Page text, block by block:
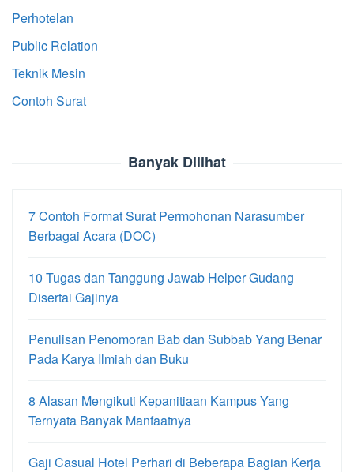
Perhotelan
Public Relation
Teknik Mesin
Contoh Surat
Banyak Dilihat
7 Contoh Format Surat Permohonan Narasumber
Berbagai Acara (DOC)
10 Tugas dan Tanggung Jawab Helper Gudang
Disertai Gajinya
Penulisan Penomoran Bab dan Subbab Yang Benar
Pada Karya Ilmiah dan Buku
8 Alasan Mengikuti Kepanitiaan Kampus Yang
Ternyata Banyak Manfaatnya
Gaji Casual Hotel Perhari di Beberapa Bagian Kerja